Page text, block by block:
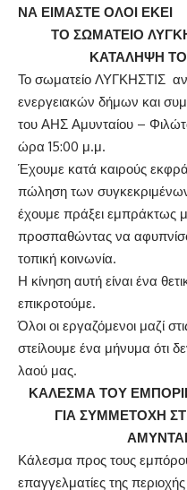
ΝΑ ΕΙΜΑΣΤΕ ΟΛΟΙ ΕΚΕΙ
ΤΟ ΣΩΜΑΤΕΙΟ
ΚΑΤΑΛΗΨΗ
Το σωματείο ΛΥΓΚΗΣΤΙΣ
ενεργειακών δήμων και
του ΑΗΣ Αμυνταίου –
ώρα 15:00 μ.μ.
Έχουμε κατά καιρούς
πώληση των
έχουμε πράξει εμπράκτως
προσπαθώντας να
τοπική κοινωνία.
Η κίνηση αυτή είναι ένα
επικροτούμε.
Όλοι οι εργαζόμενοι μαζί
στείλουμε ένα μήνυμα ότι
λαού μας.
ΚΑΛΕΣΜΑ ΤΟΥ
ΓΙΑ ΣΥΜΜΕΤΟΧΗ
Κάλεσμα προς τους
επαγγελματίες της